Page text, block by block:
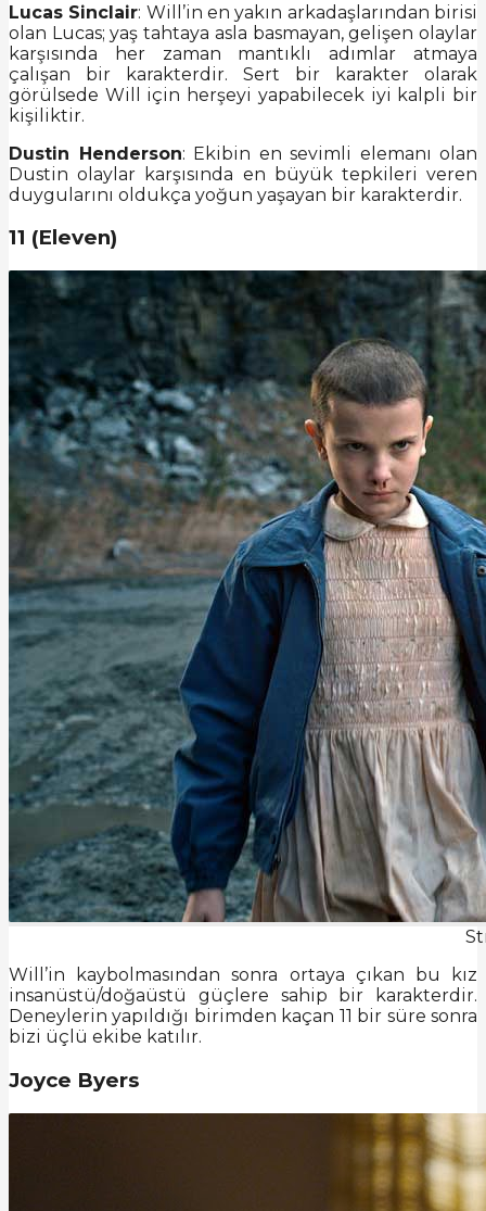
Lucas Sinclair: Will’in en yakın arkadaşlarından birisi
olan Lucas; yaş tahtaya asla basmayan, gelişen olaylar
karşısında her zaman mantıklı adımlar atmaya
çalışan bir karakterdir. Sert bir karakter olarak
görülsede Will için herşeyi yapabilecek iyi kalpli bir
kişiliktir.
Dustin Henderson: Ekibin en sevimli elemanı olan
Dustin olaylar karşısında en büyük tepkileri veren
duygularını oldukça yoğun yaşayan bir karakterdir.
11 (Eleven)
Will’in kaybolmasından sonra ortaya çıkan bu kız
insanüstü/doğaüstü güçlere sahip bir karakterdir.
Deneylerin yapıldığı birimden kaçan 11 bir süre sonra
bizi üçlü ekibe katılır.
Joyce Byers